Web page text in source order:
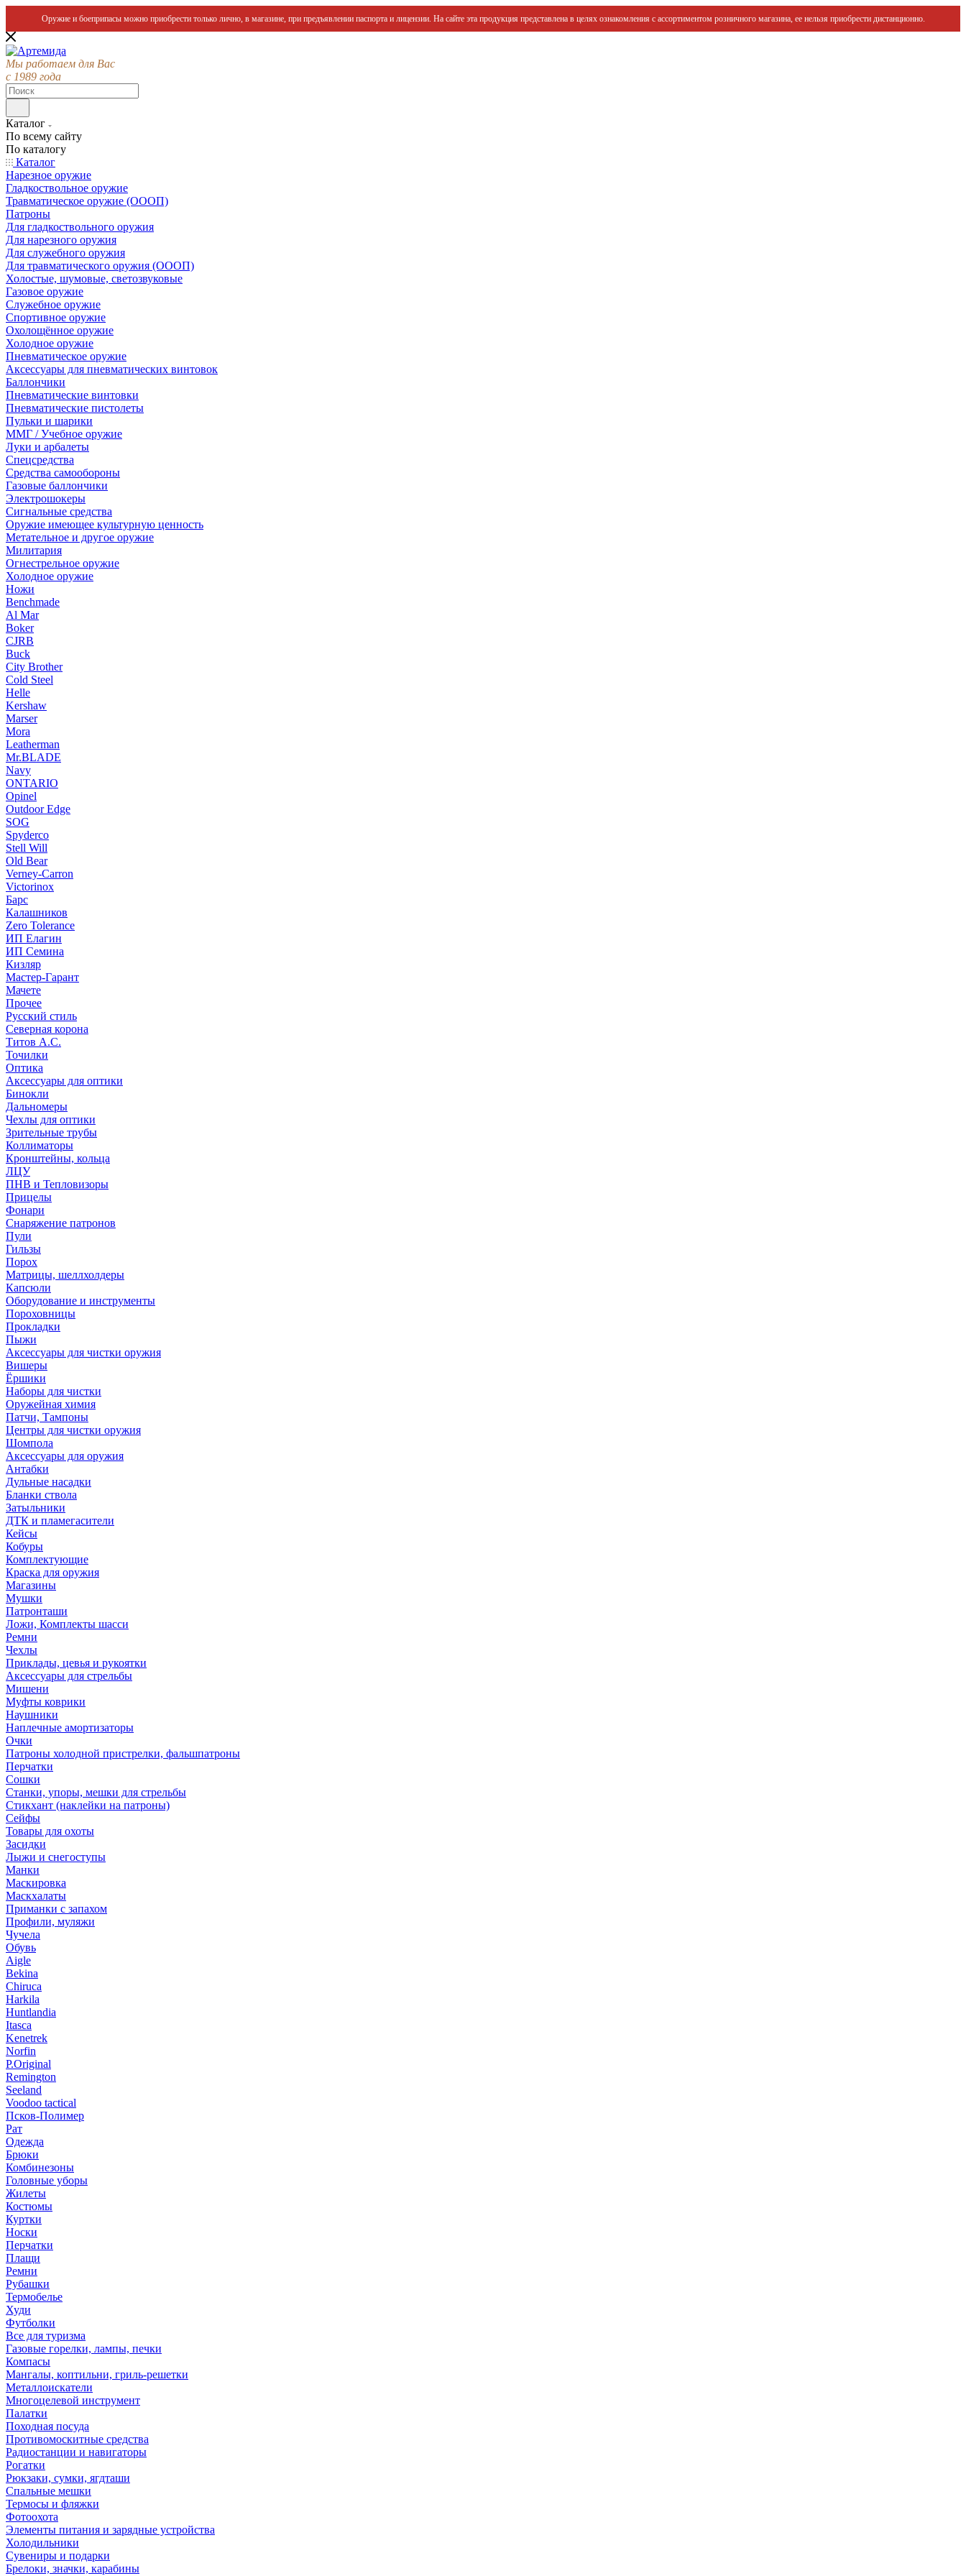
Оружие и боеприпасы можно приобрести только лично, в магазине, при предъявлении паспорта и лицензии. На сайте эта продукция представлена в целях ознакомления с ассортиментом розничного магазина, ее нельзя приобрести дистанционно.
Мы работаем для Вас
с 1989 года
Каталог
По всему сайту
По каталогу
Каталог
Нарезное оружие
Гладкоствольное оружие
Травматическое оружие (ОООП)
Патроны
Для гладкоствольного оружия
Для нарезного оружия
Для служебного оружия
Для травматического оружия (ОООП)
Холостые, шумовые, светозвуковые
Газовое оружие
Служебное оружие
Спортивное оружие
Охолощённое оружие
Холодное оружие
Пневматическое оружие
Аксессуары для пневматических винтовок
Баллончики
Пневматические винтовки
Пневматические пистолеты
Пульки и шарики
ММГ / Учебное оружие
Луки и арбалеты
Спецсредства
Средства самообороны
Газовые баллончики
Электрошокеры
Сигнальные средства
Оружие имеющее культурную ценность
Метательное и другое оружие
Милитария
Огнестрельное оружие
Холодное оружие
Ножи
Benchmade
Al Mar
Boker
CJRB
Buck
City Brother
Cold Steel
Helle
Kershaw
Marser
Mora
Leatherman
Mr.BLADE
Navy
ONTARIO
Opinel
Outdoor Edge
SOG
Spyderco
Stell Will
Old Bear
Verney-Carron
Victorinox
Барс
Калашников
Zero Tolerance
ИП Елагин
ИП Семина
Кизляр
Мастер-Гарант
Мачете
Прочее
Русский стиль
Северная корона
Титов А.С.
Точилки
Оптика
Аксессуары для оптики
Бинокли
Дальномеры
Чехлы для оптики
Зрительные трубы
Коллиматоры
Кронштейны, кольца
ЛЦУ
ПНВ и Тепловизоры
Прицелы
Фонари
Снаряжение патронов
Пули
Гильзы
Порох
Матрицы, шеллхолдеры
Капсюли
Оборудование и инструменты
Пороховницы
Прокладки
Пыжи
Аксессуары для чистки оружия
Вишеры
Ёршики
Наборы для чистки
Оружейная химия
Патчи, Тампоны
Центры для чистки оружия
Шомпола
Аксессуары для оружия
Антабки
Дульные насадки
Бланки ствола
Затыльники
ДТК и пламегасители
Кейсы
Кобуры
Комплектующие
Краска для оружия
Магазины
Мушки
Патронташи
Ложи, Комплекты шасси
Ремни
Чехлы
Приклады, цевья и рукоятки
Аксессуары для стрельбы
Мишени
Муфты коврики
Наушники
Наплечные амортизаторы
Очки
Патроны холодной пристрелки, фальшпатроны
Перчатки
Сошки
Станки, упоры, мешки для стрельбы
Стикхант (наклейки на патроны)
Сейфы
Товары для охоты
Засидки
Лыжи и снегоступы
Манки
Маскировка
Маскхалаты
Приманки с запахом
Профили, муляжи
Чучела
Обувь
Aigle
Bekina
Chiruсa
Harkila
Huntlandia
Itasca
Kenetrek
Norfin
P.Original
Remington
Seeland
Voodoo tactical
Псков-Полимер
Рат
Одежда
Брюки
Комбинезоны
Головные уборы
Жилеты
Костюмы
Куртки
Носки
Перчатки
Плащи
Ремни
Рубашки
Термобелье
Худи
Футболки
Все для туризма
Газовые горелки, лампы, печки
Компасы
Мангалы, коптильни, гриль-решетки
Металлоискатели
Многоцелевой инструмент
Палатки
Походная посуда
Противомоскитные средства
Радиостанции и навигаторы
Рогатки
Рюкзаки, сумки, ягдташи
Спальные мешки
Термосы и фляжки
Фотоохота
Элементы питания и зарядные устройства
Холодильники
Сувениры и подарки
Брелоки, значки, карабины